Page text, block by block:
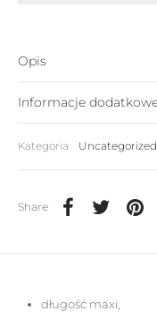
Opis
Informacje
Kategoria: Uncategorized
Share
długość maxi,